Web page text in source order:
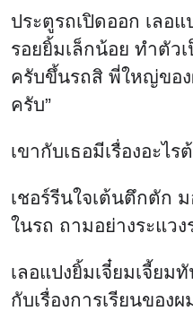
ประตูรถเปิดออก เลอ
รอยยิ้มเล็กน้อย ทำตัว
ครับขึ้นรถสิ พี่ใหญ่ขอ
ครับ”
เขากับเธอมีเรื่องอะไร
เชอร์รีนใจเต้นตึกตัก
ในรถ ถามอย่างระแวงร
เลอแปงยิ้มเจี๋ยมเจี้ยม
กับเรื่องการเรียนของผ